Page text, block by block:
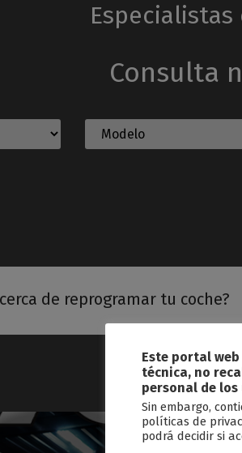
Especialistas
Consulta
de reprogramar tu coche?
Este portal
técnica, no
personal de
Sin embargo,
políticas de
podrá decidir si